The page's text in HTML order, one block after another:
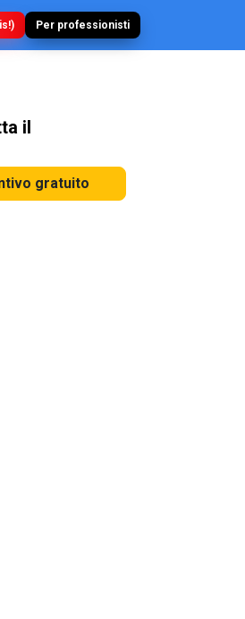
Per professionisti
il
gratuito